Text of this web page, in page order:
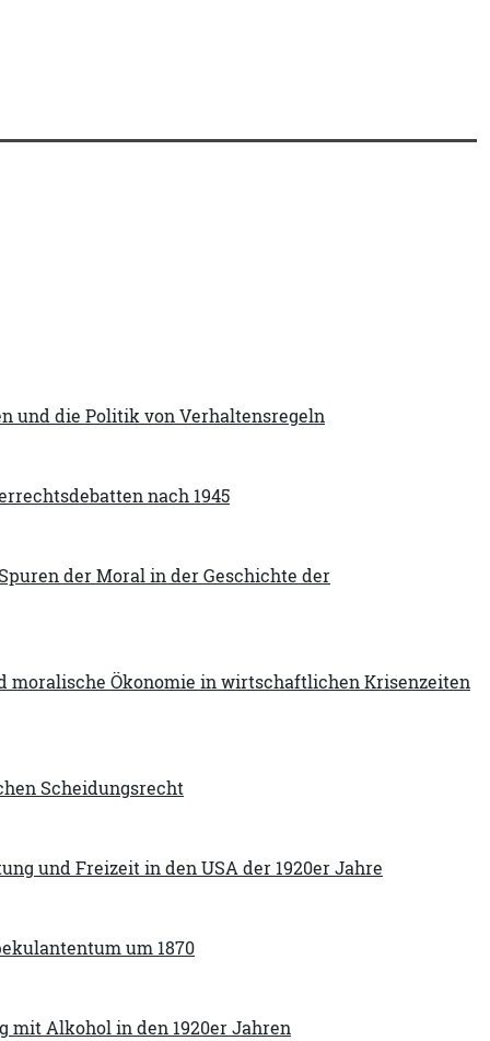
und die Politik von Verhaltensregeln
nach 1945
der Moral in der Geschichte der
moralische Ökonomie in wirtschaftlichen Krisenzeiten
Scheidungsrecht
und Freizeit in den USA der 1920er Jahre
um 1870
mit Alkohol in den 1920er Jahren